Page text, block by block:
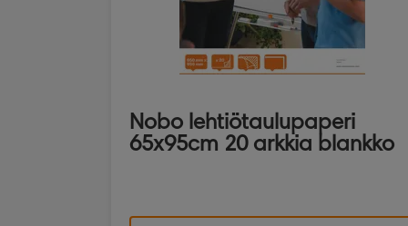
Nobo lehtiötaulupaperi
65x95cm 20 arkkia blankko